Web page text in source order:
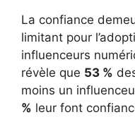
La confiance
limitant pour
influenceurs
révèle que 53 %
moins un
% leur font